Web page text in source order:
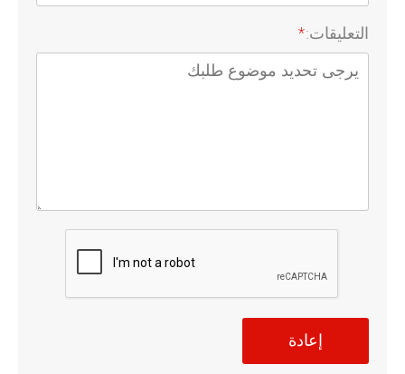
التعليقات:*
إعادة